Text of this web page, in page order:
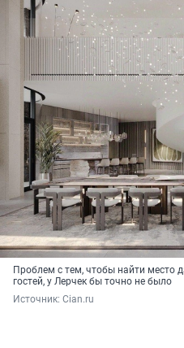
Проблем с тем, чтобы найти место
гостей, у Лерчек бы точно не было
Источник: Cian.ru